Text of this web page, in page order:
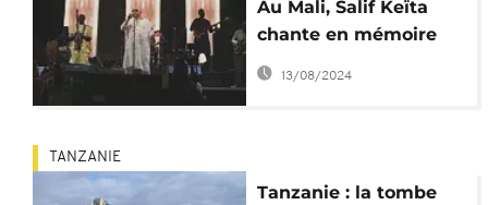
Au Mali, Salif Keïta
chante en mémoire
d'une fillette albinos
13/08/2024
TANZANIE
Tanzanie : la tombe